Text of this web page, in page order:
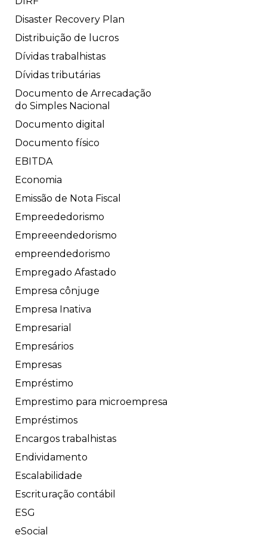
Disaster Recovery Plan
Distribuição de lucros
Dívidas trabalhistas
Dívidas tributárias
Documento de Arrecadação
do Simples Nacional
Documento digital
Documento físico
EBITDA
Economia
Emissão de Nota Fiscal
Empreededorismo
Empreeendedorismo
empreendedorismo
Empregado Afastado
Empresa cônjuge
Empresa Inativa
Empresarial
Empresários
Empresas
Empréstimo
Emprestimo para microempresa
Empréstimos
Encargos trabalhistas
Endividamento
Escalabilidade
Escrituração contábil
ESG
eSocial